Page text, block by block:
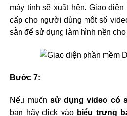
máy tính sẽ xuất hện. Giao
cấp cho người dùng một số
sẵn để sử dụng làm hình nền cho
Bước 7:
Nếu muốnsử dụng video có
bạn hãy click vào biểu trưng